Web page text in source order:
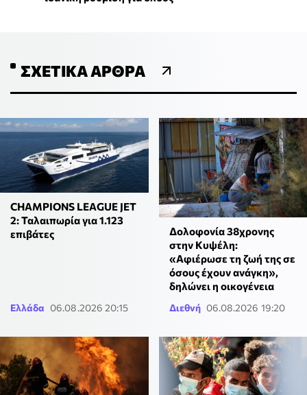
ΣΧΕΤΙΚΆ ΆΡΘΡΑ
CHAMPIONS LEAGUE JET
2: Ταλαιπωρία για 1.123
επιβάτες
Ελλάδα 06.08.2026 20:15
Δολοφονία 38χρονης
στην Κυψέλη:
«Αφιέρωσε τη ζωή της σε
όσους έχουν ανάγκη»,
δηλώνει η οικογένεια
Διεθνή 06.08.2026 19:20